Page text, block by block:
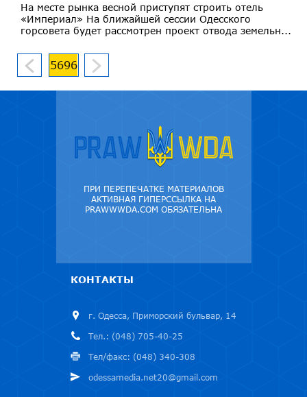
На месте рынка весной приступят строить отель
«Империал» На ближайшей сессии Одесского
горсовета будет рассмотрен проект отвода земельн...
5696
ПРИ ПЕРЕПЕЧАТКЕ МАТЕРИАЛОВ
АКТИВНАЯ ГИПЕРССЫЛКА НА
PRAWWWDA.COM ОБЯЗАТЕЛЬНА
КОНТАКТЫ
г. Одесса, Приморский бульвар, 14
Тел.: (048) 705-40-25
Тел/факс: (048) 340-308
odessamedia.net20@gmail.com